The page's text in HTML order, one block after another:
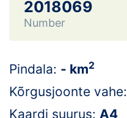
Loha
EOL
2018069
Number
Pindala: - km2
Kõrgusjoonte vahe:
Kaardi suurus: A4